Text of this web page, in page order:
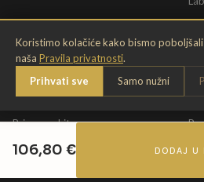
106,80 € DODAJ U
Koristimo kolačiće kako bismo
naša Pravila privatnosti.
Prihvati sve
Samo nužni
INFORMACIJE
O nama
Kontakt
Briga o nakitu
Jamstvo